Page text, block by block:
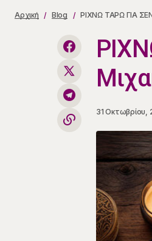
31.10.2025
Αρχική Blog ΡΙΧΝΩ ΤΑΡΩ ΓΙΑ
31 Οκτωβρίου,